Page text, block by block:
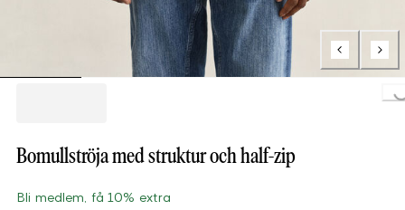
Bomullströja med struktur och half-zip
Bli medlem, få 10% extra